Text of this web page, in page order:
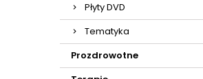
Płyty DVD
Tematyka
Prozdrowotne